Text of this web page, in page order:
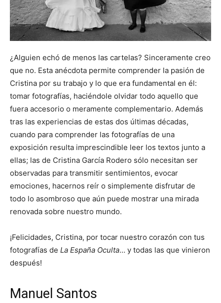
¿Alguien echó de menos las cartelas? Sinceramente creo
que no. Esta anécdota permite comprender la pasión de
Cristina por su trabajo y lo que era fundamental en él:
tomar fotografías, haciéndole olvidar todo aquello que
fuera accesorio o meramente complementario. Además
tras las experiencias de estas dos últimas décadas,
cuando para comprender las fotografías de una
exposición resulta imprescindible leer los textos junto a
ellas; las de Cristina García Rodero sólo necesitan ser
observadas para transmitir sentimientos, evocar
emociones, hacernos reír o simplemente disfrutar de
todo lo asombroso que aún puede mostrar una mirada
renovada sobre nuestro mundo.
¡Felicidades, Cristina, por tocar nuestro corazón con tus
fotografías de La España Oculta… y todas las que vinieron
después!
Manuel Santos